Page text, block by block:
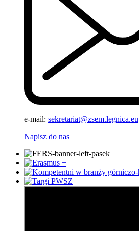
e-mail: sekretariat@zsem.legnica.eu
Napisz do nas